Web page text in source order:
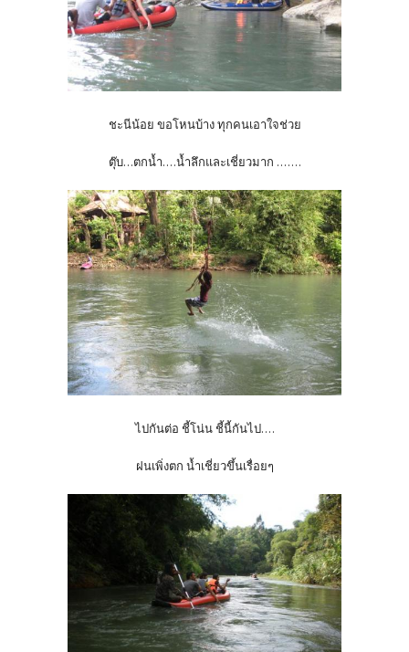
ชะนีน้อย ขอโหนบ้าง ทุกคนเอาใจช่วย
ตุ๊บ...ตกน้ำ....น้ำลึกและเชี่ยวมาก .......
ไปกันต่อ ชี้โน่น ชี้นี้กันไป....
ฝนเพิ่งตก น้ำเชี่ยวขึ้นเรื่อยๆ